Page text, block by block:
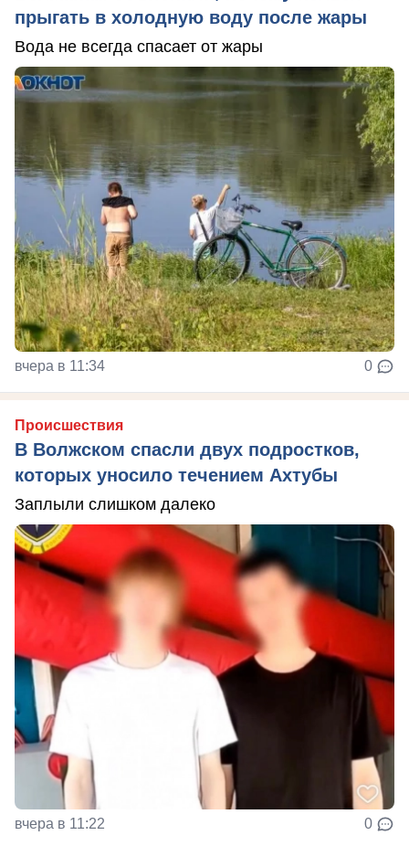
прыгать в холодную воду после жары
Вода не всегда спасает от жары
вчера в 11:34 0
Происшествия
В Волжском спасли двух подростков,
которых уносило течением Ахтубы
Заплыли слишком далеко
вчера в 11:22 0